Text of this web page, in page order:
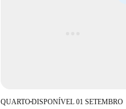
QUARTO■DISPONÍVEL 01 SETEMBRO